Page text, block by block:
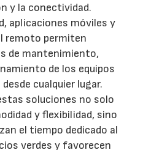
y la conectividad.
aplicaciones móviles y
remoto permiten
de mantenimiento,
de los equipos
cualquier lugar.
soluciones no solo
y flexibilidad, sino
el tiempo dedicado al
verdes y favorecen